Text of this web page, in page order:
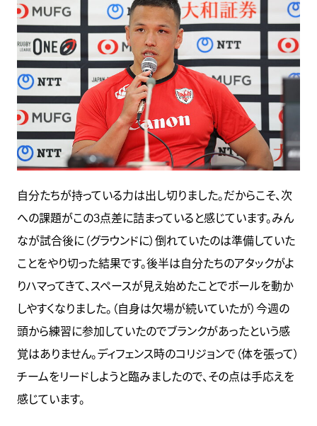
自分たちが持っている力は出し切りました。だからこそ、次
への課題がこの3点差に詰まっていると感じています。みん
なが試合後に（グラウンドに）倒れていたのは準備していた
ことをやり切った結果です。後半は自分たちのアタックがよ
りハマってきて、スペースが見え始めたことでボールを動か
しやすくなりました。（自身は欠場が続いていたが）今週の
頭から練習に参加していたのでブランクがあったという感
覚はありません。ディフェンス時のコリジョンで（体を張って）
チームをリードしようと臨みましたので、その点は手応えを
感じています。